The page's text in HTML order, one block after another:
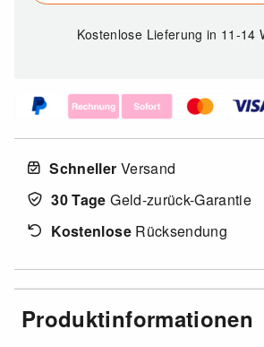
Kostenlose Lieferungin 11-14
Schneller Versand
30 Tage Geld-zurück-Garantie
KostenloseRücksendung
Produktinformationen